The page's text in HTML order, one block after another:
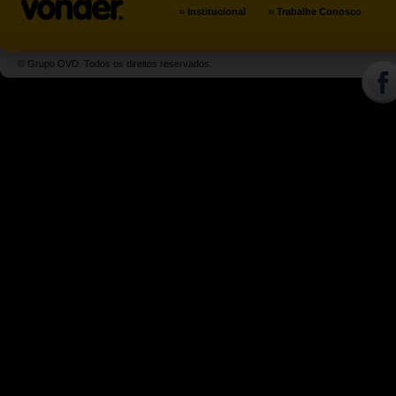
» Institucional » Trabalhe Conosco
© Grupo OVD. Todos os direitos reservados.